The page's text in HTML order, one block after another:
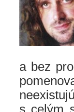
a bez
s celým